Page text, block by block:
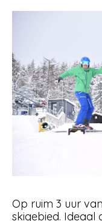
Op ruim 3 uur
skigebied. Ideaal